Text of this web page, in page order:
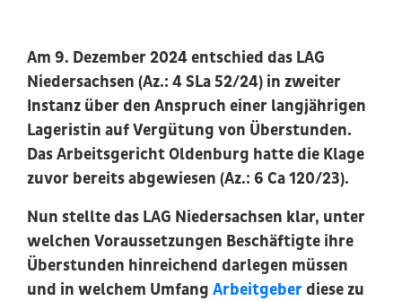
Am 9. Dezember 2024 entschied das LAG
Niedersachsen (Az.: 4 SLa 52/24) in zweiter
Instanz über den Anspruch einer langjährigen
Lageristin auf Vergütung von Überstunden.
Das Arbeitsgericht Oldenburg hatte die Klage
zuvor bereits abgewiesen (Az.: 6 Ca 120/23).
Nun stellte das LAG Niedersachsen klar, unter
welchen Voraussetzungen Beschäftigte ihre
Überstunden hinreichend darlegen müssen
und in welchem Umfang Arbeitgeberdiese zu